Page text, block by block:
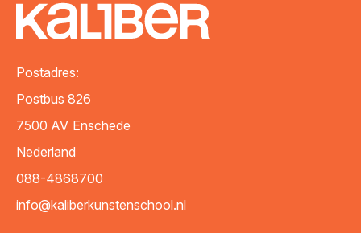
VERZENDEN
Postadres:
Postbus 826
7500 AV Enschede
Nederland
088-4868700
info@kaliberkunstenschool.nl